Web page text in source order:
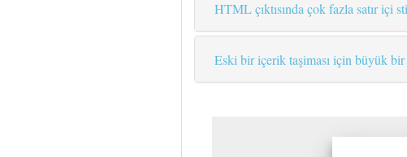
HTML çıktısında çok fazla satır
Eski bir içerik taşiması için büyük